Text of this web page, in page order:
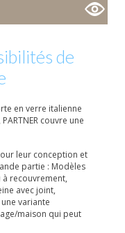
de
en verre italienne
couvre une
leur conception et
partie : Modèles
recouvrement,
avec joint,
variante
maison qui peut